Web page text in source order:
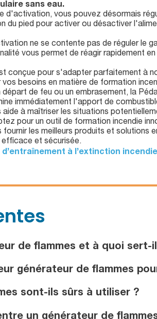
sans eau.
d'activation, vous pouvez désormais
du pied pour activer ou désactiver
ne se contente pas de réguler le
vous permet de réagir rapidement
conçue pour s'adapter parfaitement à
besoins en matière de formation
départ de feu ou un embrasement, la
immédiatement l'apport de
à maîtriser les situations
pour un outil de formation incendie
fournir les meilleurs produits et solutions
efficace et sécurisée.
à l’extinction incendie
de flammes et à quoi sert-
générateur de flammes
sont-ils sûrs à utiliser ?